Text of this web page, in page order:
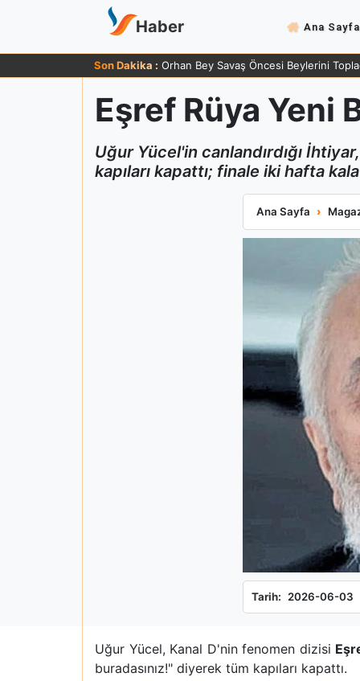
Haber Ana Sayfa
Son Dakika : Orhan Bey Savaş Öncesi Beylerini
Eşref Rüya Yeni
Uğur Yücel'in canlandırdığı
kapıları kapattı; finale iki hafta
Ana Sayfa
Eşref Rüya Yeni
Tarih: 2026-06-03
Uğur Yücel, Kanal D'nin fenomen dizisi
buradasınız!" diyerek tüm kapıları kapattı.